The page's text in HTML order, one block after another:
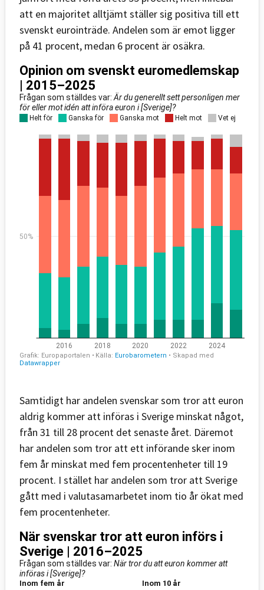
att en majoritet alltjämt ställer sig positiva till ett
svenskt eurointräde. Andelen som är emot ligger
på 41 procent, medan 6 procent är osäkra.
Samtidigt har andelen svenskar som tror att euron
aldrig kommer att införas i Sverige minskat något,
från 31 till 28 procent det senaste året. Däremot
har andelen som tror att ett införande sker inom
fem år minskat med fem procentenheter till 19
procent. I stället har andelen som tror att Sverige
gått med i valutasamarbetet inom tio år ökat med
fem procentenheter.